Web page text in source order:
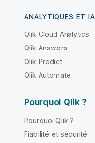
ANALYTIQUES ET IA
Qlik Cloud Analytics
Qlik Answers
Qlik Predict
Qlik Automate
Pourquoi Qlik ?
Pourquoi Qlik ?
Fiabilité et sécurité